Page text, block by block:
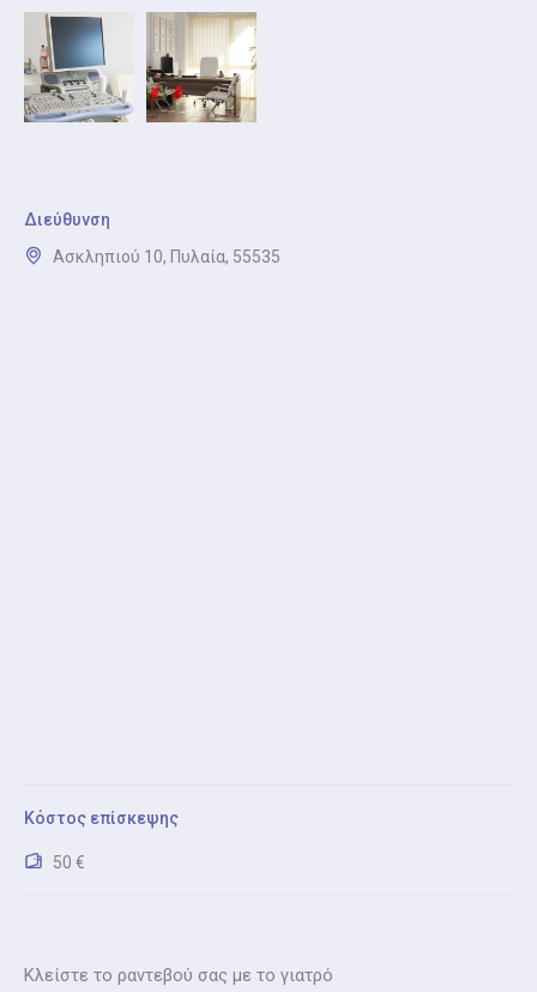
Διεύθυνση
Ασκληπιού 10, Πυλαία, 55535
Κόστος επίσκεψης
50 €
Κλείστε το ραντεβού σας με το γιατρό